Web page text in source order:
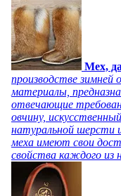
Мех,
производстве зимней
материалы,
отвечающие
овчину,
натуральной шерсти
меха имеют свои
свойства каждого из